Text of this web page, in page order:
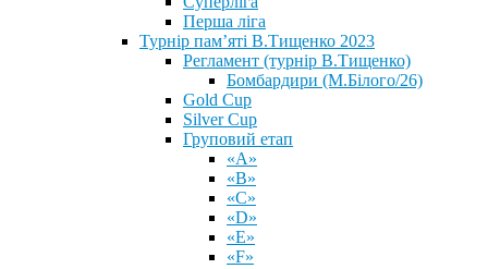
Перша ліга
Турнір пам’яті В.Тищенко 2023
Регламент (турнір В.Тищенко)
Бомбардири (М.Білого/26)
Gold Cup
Silver Cup
Груповий етап
«А»
«В»
«С»
«D»
«Е»
«F»